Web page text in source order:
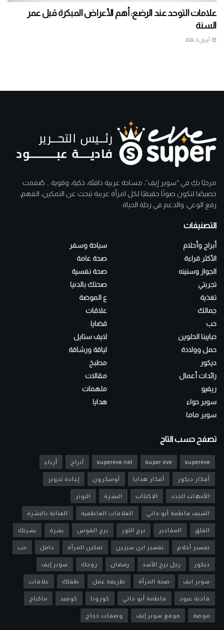
علامات التوحد عند الرضع: أهم الأعراض المبكرة قبل عمر
السنة
أبريل 3, 2026
مرحبًا بكِ في “سوبر إيف”، مساحة عربية دافئة، ذكية، وقوية .. صُممت
خصيصًا لتكون صوتًا حقيقيًا لكل امرأة عربية تبحث عن التمكين، الفهم،
رفع الوعي، والدعم في رحلة الحياة.
التصنيفات
أبراج وأحلام
الأكثر قراءة
الجواز وسنينه
تجربتي
تغذية
جمالك
حب
حبايبنا الحلوين
حمل وولادة
ديكور
رائدات أعمال
ريفيو
سوبر حواء
سوبر ماما
سياحة وسفر
صحة عامة
صحة نفسية
صحتك بالدنيا
ع الموضة
علاقات
قضايا
لايف ستايل
لياقة ورشاقة
مطبخ
مقالات
ملهمات
هدايا
تصفح حسب التاج
supereve
super eve
supereve.net أبراج أزياء
أفكار ديكور أفكار هدايا أوميكرون إعادة تدوير
الأمهات الجدد الاكتئاب البشرة التوتر
الشيف فاطمة أبو حاتي العلاقات العاطفية العناية بالبشرة
القلق المقادير برج الثور برج القوس بشرة بشرتك
تفسير أحلام تفسير ابن سيرين تمكين المرأة حامل حب
ديكور رجل برج الأسد رمضان زوجك سوبر إيف
سوبر ايف صحة المرأة طريقة عمل طفلك علاقات
فادية عبود فاطمة أبو حاتي كورونا كوفيد ماكياج
موضة موقع سوبر إيف وصفات دجاج